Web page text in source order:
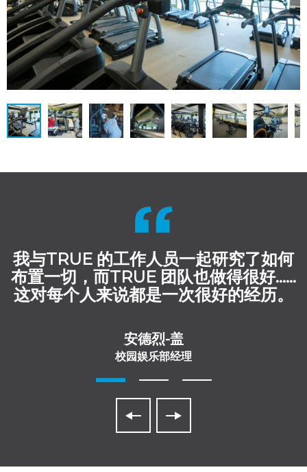
我与TRUE 的工作人员一起研究了如何
布置一切，而TRUE 团队也做得很好......
这对每个人来说都是一次很好的经历。
安德烈-盖
校园娱乐部经理